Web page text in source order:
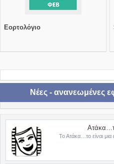
Εορτολόγιο
Νέες - ανανεωμένες
Το Ατάκα…το είναι